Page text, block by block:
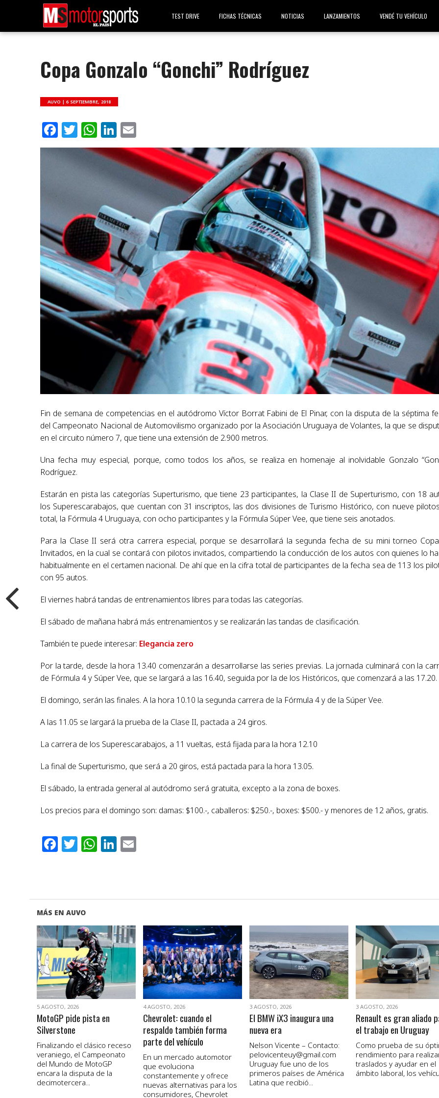
TEST DRIVE FICHAS TÉCNICAS NOTICIAS LANZAMIENTOS VENDÉ TU VEHÍCULO
Copa Gonzalo “Gonchi” Rodríguez
AUVO |6 SEPTIEMBRE, 2018
Facebook
Twitter
WhatsApp
LinkedIn
Fin de semana de competencias en el autódromo Víctor Borrat Fabini de El Pinar, con la disputa de la séptima
del Campeonato Nacional de Automovilismo organizado por la Asociación Uruguaya de Volantes, la que se
en el circuito número 7, que tiene una extensión de 2.900 metros.
Una fecha muy especial, porque, como todos los años, se realiza en homenaje al inolvidable Gonzalo
Rodríguez.
Estarán en pista las categorías Superturismo, que tiene 23 participantes, la Clase II de Superturismo, con 18
los Superescarabajos, que cuentan con 31 inscriptos, las dos divisiones de Turismo Histórico, con nueve
total, la Fórmula 4 Uruguaya, con ocho participantes y la Fórmula Súper Vee, que tiene seis anotados.
Para la Clase II será otra carrera especial, porque se desarrollará la segunda fecha de su mini torneo
Invitados, en la cual se contará con pilotos invitados, compartiendo la conducción de los autos con quienes lo
habitualmente en el certamen nacional. De ahí que en la cifra total de participantes de la fecha sea de 113 los
con 95 autos.
El viernes habrá tandas de entrenamientos libres para todas las categorías.
El sábado de mañana habrá más entrenamientos y se realizarán las tandas de clasificación.
También te puede interesar: Elegancia zero
Por la tarde, desde la hora 13.40 comenzarán a desarrollarse las series previas. La jornada culminará con la
de Fórmula 4 y Súper Vee, que se largará a las 16.40, seguida por la de los Históricos, que comenzará a las 17.20.
El domingo, serán las finales. A la hora 10.10 la segunda carrera de la Fórmula 4 y de la Súper Vee.
A las 11.05 se largará la prueba de la Clase II, pactada a 24 giros.
La carrera de los Superescarabajos, a 11 vueltas, está fijada para la hora 12.10
La final de Superturismo, que será a 20 giros, está pactada para la hora 13.05.
El sábado, la entrada general al autódromo será gratuita, excepto a la zona de boxes.
Los precios para el domingo son: damas: $100.-, caballeros: $250.-, boxes: $500.- y menores de 12 años, gratis.
Facebook
Twitter
WhatsApp
LinkedIn
MÁS EN AUVO
VER NOTA
5 AGOSTO, 2026
MotoGP pide pista en
Silverstone
Finalizando el clásico receso
veraniego, el Campeonato
del Mundo de MotoGP
encara la disputa de la
decimotercera...
VER NOTA
4 AGOSTO, 2026
Chevrolet: cuando el
respaldo también forma
parte del vehículo
En un mercado automotor
que evoluciona
constantemente y ofrece
nuevas alternativas para los
consumidores, Chevrolet
VER NOTA
3 AGOSTO, 2026
El BMW iX3 inaugura una
nueva era
Nelson Vicente – Contacto:
pelovicenteuy@gmail.com
Uruguay fue uno de los
primeros países de América
Latina que recibió...
VER NOTA
3 AGOSTO, 2026
Renault es gran aliado
el trabajo en Uruguay
Como prueba de su
rendimiento para
traslados y ayudar en el
ámbito laboral, los